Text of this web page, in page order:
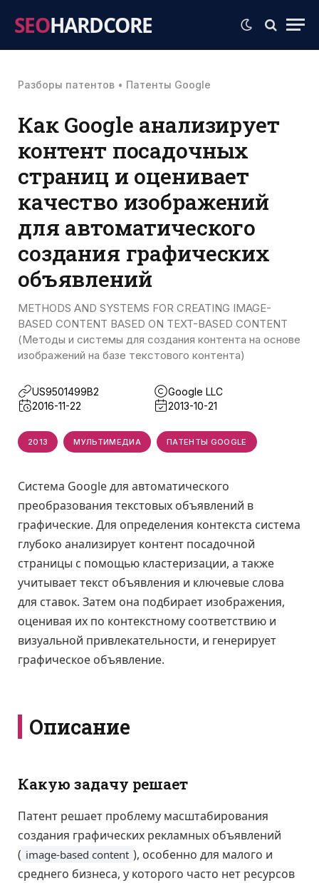
SEOHARDCORE
Разборы патентов • Патенты Google
Как Google анализирует
контент посадочных
страниц и оценивает
качество изображений
для автоматического
создания графических
объявлений
METHODS AND SYSTEMS FOR CREATING IMAGE-
BASED CONTENT BASED ON TEXT-BASED CONTENT
(Методы и системы для создания контента на основе
изображений на базе текстового контента)
US9501499B2
Google LLC
2016-11-22
2013-10-21
2013 МУЛЬТИМЕДИА ПАТЕНТЫ GOOGLE
Система Google для автоматического
преобразования текстовых объявлений в
графические. Для определения контекста система
глубоко анализирует контент посадочной
страницы с помощью кластеризации, а также
учитывает текст объявления и ключевые слова
для ставок. Затем она подбирает изображения,
оценивая их по контекстному соответствию и
визуальной привлекательности, и генерирует
графическое объявление.
Описание
Какую задачу решает
Патент решает проблему масштабирования
создания графических рекламных объявлений
( image-based content ), особенно для малого и
среднего бизнеса, у которого часто нет ресурсов